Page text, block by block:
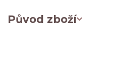
Původ zboží